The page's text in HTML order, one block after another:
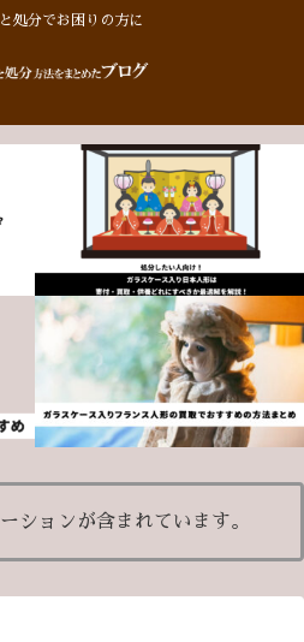
処分でお困りの方に
ションが含まれています。